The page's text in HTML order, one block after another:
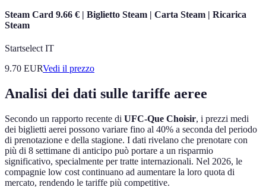
Steam Card 9.66 € | Biglietto Steam | Carta Steam | Ricarica
Steam
Startselect IT
9.70 EURVedi il prezzo
Analisi dei dati sulle tariffe aeree
Secondo un rapporto recente di UFC-Que Choisir, i prezzi medi
dei biglietti aerei possono variare fino al 40% a seconda del periodo
di prenotazione e della stagione. I dati rivelano che prenotare con
più di 8 settimane di anticipo può portare a un risparmio
significativo, specialmente per tratte internazionali. Nel 2026, le
compagnie low cost continuano ad aumentare la loro quota di
mercato, rendendo le tariffe più competitive.